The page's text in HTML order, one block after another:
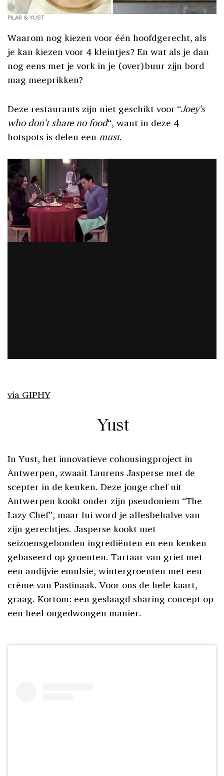
PILAR & YUST
Waarom nog kiezen voor één hoofdgerecht, als
je kan kiezen voor 4 kleintjes? En wat als je dan
nog eens met je vork in je (over)buur zijn bord
mag meeprikken?
Deze restaurants zijn niet geschikt voor “Joey’s
who don’t share no food“, want in deze 4
hotspots is delen eenmust.
via GIPHY
Yust
In Yust, het innovatieve cohousingproject in
Antwerpen, zwaait Laurens Jasperse met de
scepter in de keuken. Deze jonge chef uit
Antwerpen kookt onder zijn pseudoniem “The
Lazy Chef”, maar lui word je allesbehalve van
zijn gerechtjes. Jasperse kookt met
seizoensgebonden ingrediënten en een keuken
gebaseerd op groenten. Tartaar van griet met
een andijvie emulsie, wintergroenten met een
crème van Pastinaak. Voor ons de hele kaart,
graag. Kortom: een geslaagd sharing concept op
een heel ongedwongen manier.